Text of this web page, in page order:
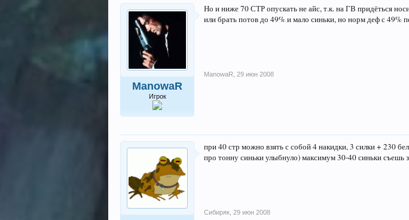
ManowaR
Игрок
Но и ниже 70 СТР опускать не айс, т.к. на ГВ придёться
или брать потов до 49% и мало синьки, но норм деф с 49%
ManowaR 29 июн 2008
при 40 стр можно взять с собой 4 накидки, 3 силки + 230
про тонну синьки улыбнуло) максимум 30-40 синьки съешь
Сибиряк 29 июн 2008